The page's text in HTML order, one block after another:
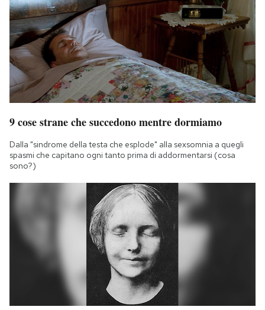
9 cose strane che succedono mentre dormiamo
Dalla "sindrome della testa che esplode" alla sexsomnia a quegli
spasmi che capitano ogni tanto prima di addormentarsi (cosa
sono?)